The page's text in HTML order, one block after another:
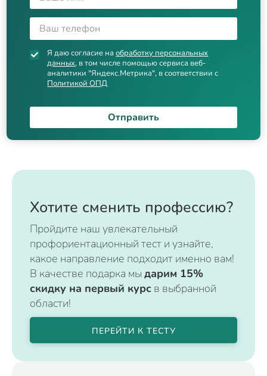
Я даю согласие наобработку персональных
данных, в том числе помощью сервиса веб-
аналитики "Яндекс.Метрика", в соответствии с
Политикой ОПД
Отправить
Хотите сменить профессию?
Пройдите наш увлекательный
профориентационный тест и узнайте,
какое направление подходит именно вам!
В качестве подарка мы дарим 15%
скидку на первый курс в выбранной
области!
ПЕРЕЙТИ К ТЕСТУ